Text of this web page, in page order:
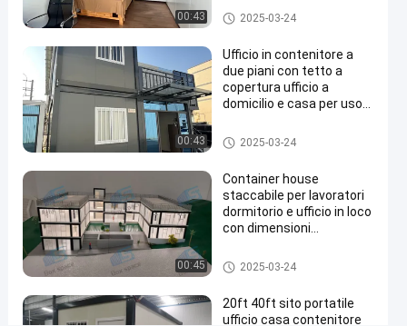
pronta
misura
Casa
staccabile
del
contenitore
2024-
07-12
1865
Contatta
#
Case
mobili in
contenitori
#
case
prefabbricate
dei
00:43
Casa staccabile del contenitor
e
2025-03-24
00:43
Ufficio in contenitore a
due piani con tetto a
copertura ufficio a
domicilio e casa per uso
Casa staccabile del contenitor
e
2025-03-24
00:45
Container house
staccabile per lavoratori
dormitorio e ufficio in loco
con dimensioni
facile installazione
Casa staccabile del contenitor
e
2025-03-24
20ft 40ft sito portatile
ufficio casa contenitore